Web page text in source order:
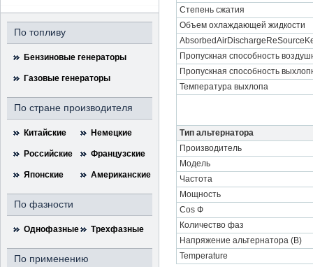
По топливу
Бензиновые генераторы
Газовые генераторы
По стране производителя
Китайские Немецкие
Российские Французские
Японские Американские
По фазности
Однофазные Трехфазные
По применению
Степень сжатия
Объем охлаждающей жидкости
Пропускная способность
Пропускная способность
Температура выхлопа
Тип альтернатора
Производитель
Модель
Частота
Мощность
Cos Ф
Количество фаз
Напряжение альтернатора (В)
Temperature